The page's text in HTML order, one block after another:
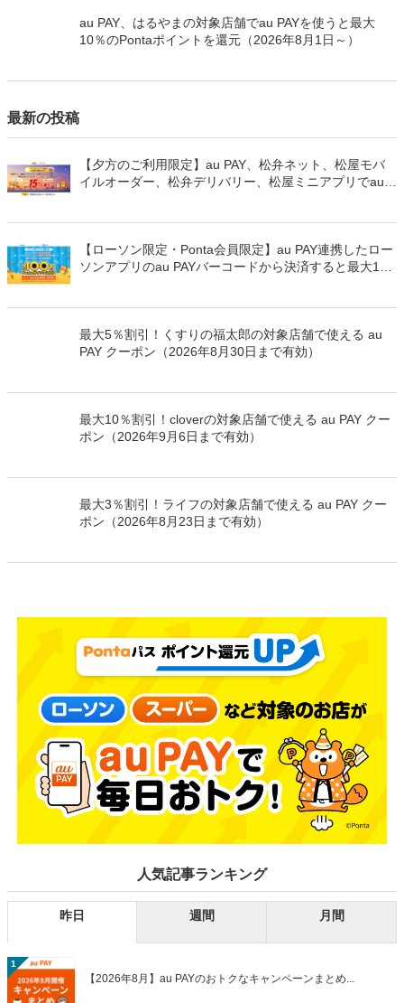
au PAY、はるやまの対象店舗でau PAYを使うと最大
10％のPontaポイントを還元（2026年8月1日～）
最新の投稿
【夕方のご利用限定】au PAY、松弁ネット、松屋モバ
イルオーダー、松弁デリバリー、松屋ミニアプリでau
【ローソン限定・Ponta会員限定】au PAY連携したロー
ソンアプリのau PAYバーコードから決済すると最大100
最大5％割引！くすりの福太郎の対象店舗で使える au
PAY クーポン（2026年8月30日まで有効）
最大10％割引！cloverの対象店舗で使える au PAY クー
ポン（2026年9月6日まで有効）
最大3％割引！ライフの対象店舗で使える au PAY クー
ポン（2026年8月23日まで有効）
人気記事ランキング
昨日 週間 月間
1
【2026年8月】au PAYのおトクなキャンペーンまとめ...